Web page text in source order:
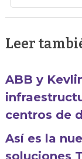
Leer
ABB y
centros de
Así es la
soluciones